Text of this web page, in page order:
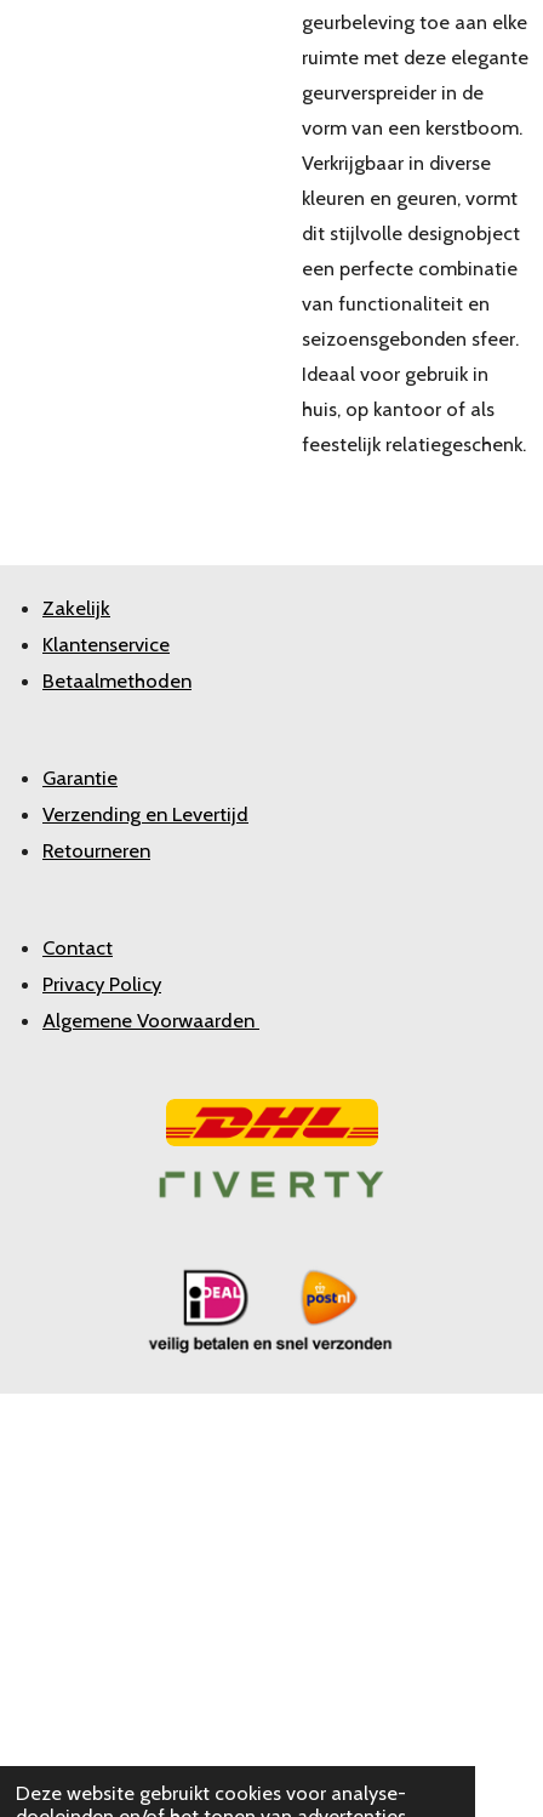
Deze website gebruikt cookies voor analyse-
geurbeleving toe aan elke
ruimte met deze elegante
geurverspreider in de
vorm van een kerstboom.
Verkrijgbaar in diverse
kleuren en geuren, vormt
dit stijlvolle designobject
een perfecte combinatie
van functionaliteit en
seizoensgebonden sfeer.
Ideaal voor gebruik in
huis, op kantoor of als
feestelijk relatiegeschenk.
Zakelijk
Klantenservice
Betaalmethoden
Garantie
Verzending en Levertijd
Retourneren
Contact
Privacy Policy
Algemene Voorwaarden